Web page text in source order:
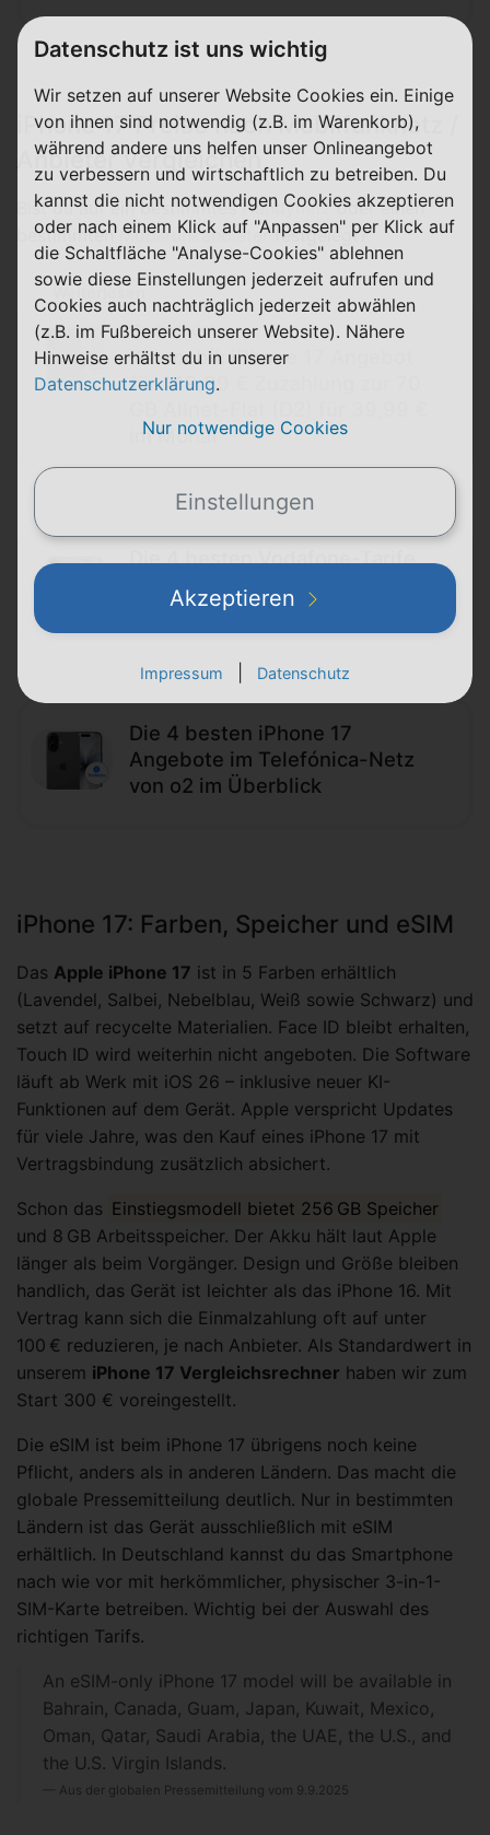
iPhone 17 Preise nach Mobilfunknetz /
Anbieter vergleichen
Bist du auf ein bestimmtesHandynetzoder einen
bestimmten Mobilfunkanbieterfestgelegt?
Weiterlesen
beendet
Klarmobil: iPhone 17 Angebot
für 149,99 € Zuzahlung zur 70
im Monat
Die 4 besten Vodafone-Tarife
mit dem Apple iPhone 17 im
Überblick
Die 4 besten iPhone 17
Angebote im Telefónica-Netz
von o2 im Überblick
iPhone 17: Farben, Speicher und eSIM
Das Apple iPhone 17 ist in 5 Farben erhältlich
(Lavendel, Salbei, Nebelblau, Weiß sowie Schwarz) und
setzt auf recycelte Materialien. Face ID bleibt erhalten,
Touch ID wird weiterhin nicht angeboten. Die Software
läuft ab Werk mit iOS 26 – inklusive neuer KI-
Funktionen auf dem Gerät. Apple verspricht Updates
für viele Jahre, was den Kauf eines iPhone 17 mit
Vertragsbindung zusätzlich absichert.
Schon das Einstiegsmodell bietet 256 GB Speicher
und 8 GB Arbeitsspeicher. Der Akku hält laut Apple
länger als beim Vorgänger. Design und Größe bleiben
handlich, das Gerät ist leichter als das iPhone 16. Mit
Vertrag kann sich die Einmalzahlung oft auf unter
100 € reduzieren, je nach Anbieter. Als Standardwert in
unserem iPhone 17 Vergleichsrechner haben wir zum
Start 300 € voreingestellt.
Die eSIM ist beim iPhone 17 übrigens noch keine
Pflicht, anders als in anderen Ländern. Das macht die
globale Pressemitteilung deutlich. Nur in bestimmten
Ländern ist das Gerät ausschließlich mit eSIM
erhältlich. In Deutschland kannst du das Smartphone
nach wie vor mit herkömmlicher, physischer 3-in-1-
SIM-Karte betreiben. Wichtig bei der Auswahl des
richtigen Tarifs.
An eSIM-only iPhone 17 model will be available in
Bahrain, Canada, Guam, Japan, Kuwait, Mexico,
Oman, Qatar, Saudi Arabia, the UAE, the U.S., and
the U.S. Virgin Islands.
Aus der globalen Pressemitteilung vom 9.9.2025
Datenschutz ist uns wichtig
Wir setzen auf unserer Website Cookies ein. Einige
von ihnen sind notwendig (z.B. im Warenkorb),
während andere uns helfen unser Onlineangebot
zu verbessern und wirtschaftlich zu betreiben. Du
kannst die nicht notwendigen Cookies akzeptieren
oder nach einem Klick auf "Anpassen" per Klick auf
die Schaltfläche "Analyse-Cookies" ablehnen
sowie diese Einstellungen jederzeit aufrufen und
Cookies auch nachträglich jederzeit abwählen
(z.B. im Fußbereich unserer Website). Nähere
Hinweise erhältst du in unserer
Datenschutzerklärung.
Nur notwendige Cookies
Einstellungen
Akzeptieren
Impressum Datenschutz